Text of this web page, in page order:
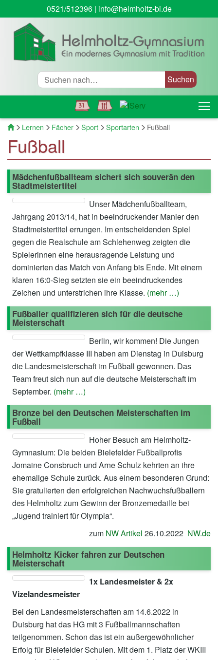
0521/512396| info@helmholtz-bi.de
Suche
Startseite
Lernen Fächer Sport Sportarten Fußball
Fußball
Mädchenfußballteam sichert sich souverän den
Stadtmeistertitel
Unser Mädchenfußballteam,
Jahrgang 2013/14, hat in beeindruckender Manier den
Stadtmeistertitel errungen. Im entscheidenden Spiel
gegen die Realschule am Schlehenweg zeigten die
Spielerinnen eine herausragende Leistung und
dominierten das Match von Anfang bis Ende. Mit einem
klaren 16:0-Sieg setzten sie ein beeindruckendes
Zeichen und unterstrichen ihre Klasse. (mehr …)
Fußballer qualifizieren sich für die deutsche
Meisterschaft
Berlin, wir kommen! Die Jungen
der Wettkampfklasse III haben am Dienstag in Duisburg
die Landesmeisterschaft im Fußball gewonnen. Das
Team freut sich nun auf die deutsche Meisterschaft im
September. (mehr …)
Bronze bei den Deutschen Meisterschaften im
Fußball
Hoher Besuch am Helmholtz-
Gymnasium: Die beiden Bielefelder Fußballprofis
Jomaine Consbruch und Arne Schulz kehrten an ihre
ehemalige Schule zurück. Aus einem besonderen Grund:
Sie gratulierten den erfolgreichen Nachwuchsfußballern
des Helmholtz zum Gewinn der Bronzemedaille bei
„Jugend trainiert für Olympia“.
zum NW Artikel 26.10.2022 NW.de
Helmholtz Kicker fahren zur Deutschen
Meisterschaft
1x Landesmeister & 2x
Vizelandesmeister
Bei den Landesmeisterschaften am 14.6.2022 in
Duisburg hat das HG mit 3 Fußballmannschaften
teilgenommen. Schon das ist ein außergewöhnlicher
Erfolg für Bielefelder Schulen. Mit dem 1. Platz der WKIII